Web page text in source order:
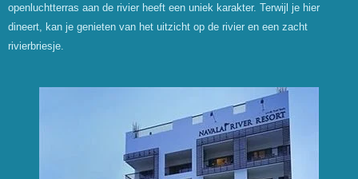
openluchtterras aan de rivier heeft een uniek karakter. Terwijl je hier
dineert, kan je genieten van het uitzicht op de rivier en een zacht
rivierbriesje.